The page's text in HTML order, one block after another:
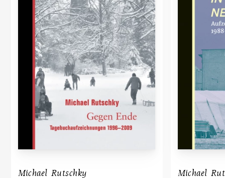
Michael Rutschky Michael